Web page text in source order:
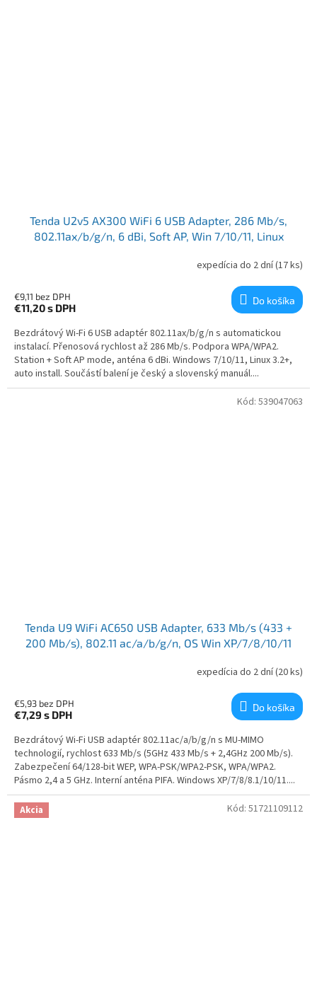
Tenda U2v5 AX300 WiFi 6 USB Adapter, 286 Mb/s,
802.11ax/b/g/n, 6 dBi, Soft AP, Win 7/10/11, Linux
expedícia do 2 dní(17 ks)
€9,11 bez DPH
€11,20s DPH
Do košíka
Bezdrátový Wi-Fi 6 USB adaptér 802.11ax/b/g/n s automatickou
instalací. Přenosová rychlost až 286 Mb/s. Podpora WPA/WPA2.
Station + Soft AP mode, anténa 6 dBi. Windows 7/10/11, Linux 3.2+,
auto install. Součástí balení je český a slovenský manuál....
Tenda U9 WiFi AC650 USB Adapter, 633 Mb/s (433 +
200 Mb/s), 802.11 ac/a/b/g/n, OS Win XP/7/8/10/11
expedícia do 2 dní(20 ks)
€5,93 bez DPH
€7,29 s DPH
Do košíka
Bezdrátový Wi-Fi USB adaptér 802.11ac/a/b/g/n s MU-MIMO
technologií, rychlost 633 Mb/s (5GHz 433 Mb/s + 2,4GHz 200 Mb/s).
Zabezpečení 64/128-bit WEP, WPA-PSK/WPA2-PSK, WPA/WPA2.
Pásmo 2,4 a 5 GHz. Interní anténa PIFA. Windows XP/7/8/8.1/10/11....
Kód: 539047063
Akcia Kód: 51721109112